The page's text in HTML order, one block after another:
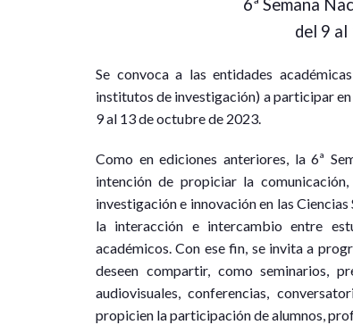
6ª Semana
del 9
Se convoca a las entidades
institutos de investigación) a participar en
9 al 13 de octubre de 2023.
Como en ediciones anteriores, la 6ª
intención de propiciar la
investigación e innovación en las
la interacción e intercambio entre
académicos. Con ese fin, se invita a
deseen compartir, como seminarios,
audiovisuales, conferencias,
propicien la participación de alumnos,